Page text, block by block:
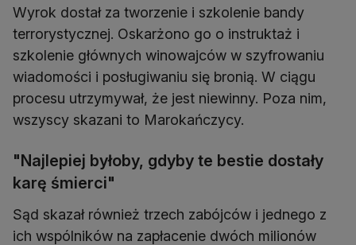
Wyrok dostał za tworzenie i szkolenie bandy
terrorystycznej. Oskarżono go o instruktaż i
szkolenie głównych winowajców w szyfrowaniu
wiadomości i posługiwaniu się bronią. W ciągu
procesu utrzymywał, że jest niewinny. Poza nim,
wszyscy skazani to Marokańczycy.
"Najlepiej byłoby, gdyby te bestie dostały
karę śmierci"
Sąd skazał również trzech zabójców i jednego z
ich wspólników na zapłacenie dwóch milionów